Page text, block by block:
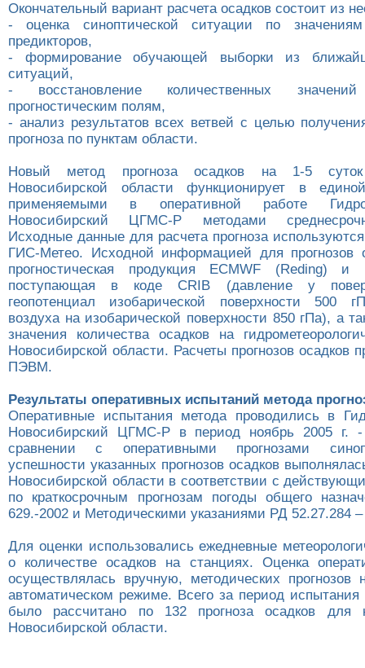
Окончательный вариант расчета осадков состоит из
- оценка синоптической ситуации по
предикторов,
- формирование обучающей выборки из
ситуаций,
- восстановление количественных
прогностическим полям,
- анализ результатов всех ветвей с целью
прогноза по пунктам области.
Новый метод прогноза осадков на 1-5
Новосибирской области функционирует в
применяемыми в оперативной работе
Новосибирский ЦГМС-Р методами
Исходные данные для расчета прогноза
ГИС-Метео. Исходной информацией для прогнозов
прогностическая продукция ECMWF (Reding) и
поступающая в коде СRIВ (давление у
геопотенциал изобарической поверхности 500
воздуха на изобарической поверхности 850 гПа), а
значения количества осадков на
Новосибирской области. Расчеты прогнозов осадков
ПЭВМ.
Результаты оперативных испытаний метода
Оперативные испытания метода проводились в
Новосибирский ЦГМС-Р в период ноябрь 2005 г.
сравнении с оперативными прогнозами
успешности указанных прогнозов осадков
Новосибирской области в соответствии с
по краткосрочным прогнозам погоды общего
629.-2002 и Методическими указаниями РД 52.27.284
Для оценки использовались ежедневные
о количестве осадков на станциях. Оценка
осуществлялась вручную, методических
автоматическом режиме. Всего за период испытания
было рассчитано по 132 прогноза осадков для
Новосибирской области.